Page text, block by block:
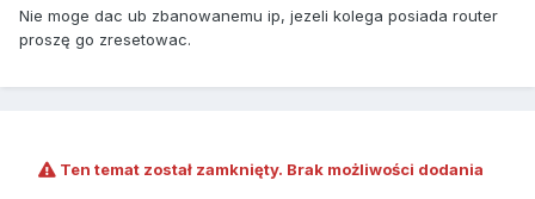
Nie moge dac ub zbanowanemu ip, jezeli kolega posiada router
proszę go zresetowac.
Ten temat został zamknięty. Brak możliwości dodania